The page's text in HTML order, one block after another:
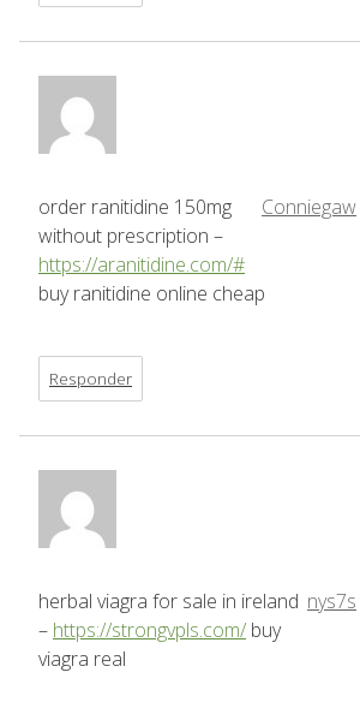
Conniegaw
order ranitidine 150mg
without prescription –
https://aranitidine.com/#
buy ranitidine online cheap
Responder
nys7s
herbal viagra for sale in ireland
– https://strongvpls.com/ buy
viagra real